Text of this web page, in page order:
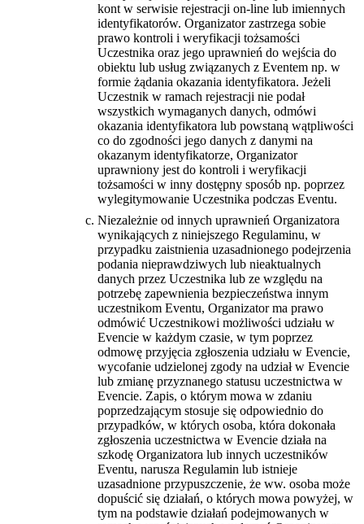
kont w serwisie rejestracji on-line lub imiennych
identyfikatorów. Organizator zastrzega sobie
prawo kontroli i weryfikacji tożsamości
Uczestnika oraz jego uprawnień do wejścia do
obiektu lub usług związanych z Eventem np. w
formie żądania okazania identyfikatora. Jeżeli
Uczestnik w ramach rejestracji nie podał
wszystkich wymaganych danych, odmówi
okazania identyfikatora lub powstaną wątpliwości
co do zgodności jego danych z danymi na
okazanym identyfikatorze, Organizator
uprawniony jest do kontroli i weryfikacji
tożsamości w inny dostępny sposób np. poprzez
wylegitymowanie Uczestnika podczas Eventu.
Niezależnie od innych uprawnień Organizatora
wynikających z niniejszego Regulaminu, w
przypadku zaistnienia uzasadnionego podejrzenia
podania nieprawdziwych lub nieaktualnych
danych przez Uczestnika lub ze względu na
potrzebę zapewnienia bezpieczeństwa innym
uczestnikom Eventu, Organizator ma prawo
odmówić Uczestnikowi możliwości udziału w
Evencie w każdym czasie, w tym poprzez
odmowę przyjęcia zgłoszenia udziału w Evencie,
wycofanie udzielonej zgody na udział w Evencie
lub zmianę przyznanego statusu uczestnictwa w
Evencie. Zapis, o którym mowa w zdaniu
poprzedzającym stosuje się odpowiednio do
przypadków, w których osoba, która dokonała
zgłoszenia uczestnictwa w Evencie działa na
szkodę Organizatora lub innych uczestników
Eventu, narusza Regulamin lub istnieje
uzasadnione przypuszczenie, że ww. osoba może
dopuścić się działań, o których mowa powyżej, w
tym na podstawie działań podejmowanych w